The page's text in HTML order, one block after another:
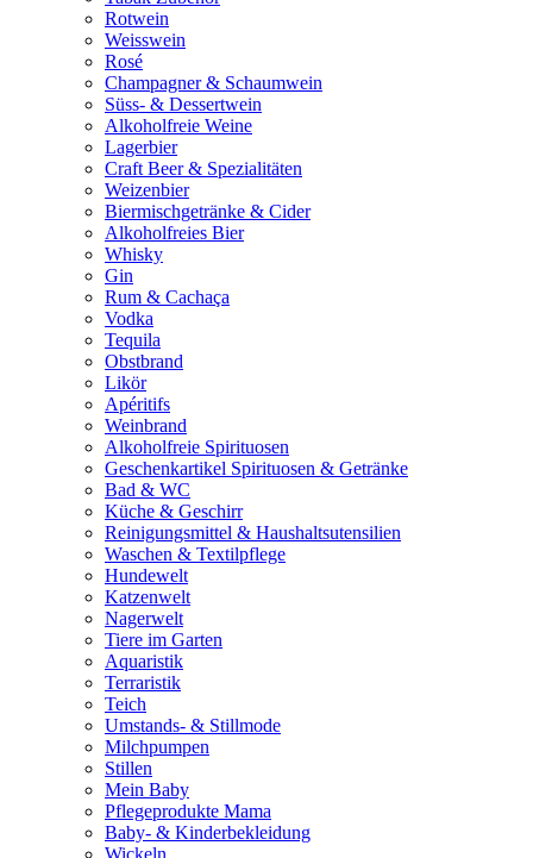
Rotwein
Weisswein
Rosé
Champagner & Schaumwein
Süss- & Dessertwein
Alkoholfreie Weine
Lagerbier
Craft Beer & Spezialitäten
Weizenbier
Biermischgetränke & Cider
Alkoholfreies Bier
Whisky
Gin
Rum & Cachaça
Vodka
Tequila
Obstbrand
Likör
Apéritifs
Weinbrand
Alkoholfreie Spirituosen
Geschenkartikel Spirituosen & Getränke
Bad & WC
Küche & Geschirr
Reinigungsmittel & Haushaltsutensilien
Waschen & Textilpflege
Hundewelt
Katzenwelt
Nagerwelt
Tiere im Garten
Aquaristik
Terraristik
Teich
Umstands- & Stillmode
Milchpumpen
Stillen
Mein Baby
Pflegeprodukte Mama
Baby- & Kinderbekleidung
Wickeln